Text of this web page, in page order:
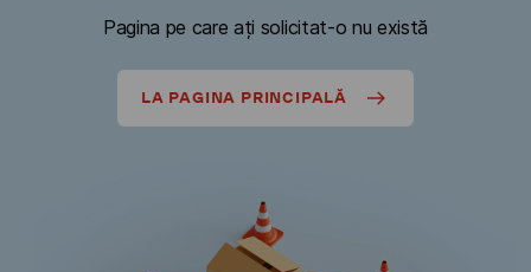
Pagina pe care ați solicitat-o nu există
LA PAGINA PRINCIPALĂ